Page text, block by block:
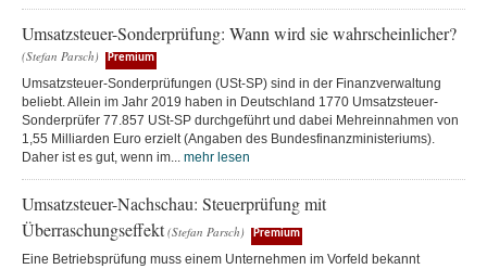
Umsatzsteuer-Sonderprüfung: Wann wird sie wahrscheinlicher?
(Stefan Parsch) Premium
Umsatzsteuer-Sonderprüfungen (USt-SP) sind in der Finanzverwaltung
beliebt. Allein im Jahr 2019 haben in Deutschland 1770 Umsatzsteuer-
Sonderprüfer 77.857 USt-SP durchgeführt und dabei Mehreinnahmen von
1,55 Milliarden Euro erzielt (Angaben des Bundesfinanzministeriums).
Daher ist es gut, wenn im... mehr lesen
Umsatzsteuer-Nachschau: Steuerprüfung mit
Überraschungseffekt (Stefan Parsch) Premium
Eine Betriebsprüfung muss einem Unternehmen im Vorfeld bekannt